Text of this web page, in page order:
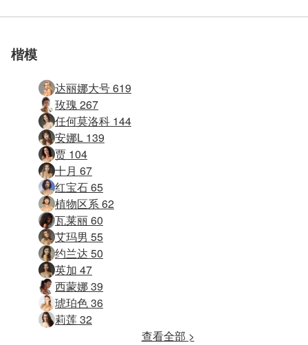
色情网站
加入我们
色情网站
加入我们
色情网站
加入我们
色情网站
加入我们
色情网站
加入我们
色情网站
加入我们
楷模
达丽娜大号 619
玫瑰 267
任何莫洛科 144
安娜L 139
贾 104
十月 67
红宝石 65
植物区系 62
瓦莱丽 60
艾玛男 55
约兰达 50
英加 47
西蒙娜 39
琥珀色 36
莉莲 32
查看全部 >